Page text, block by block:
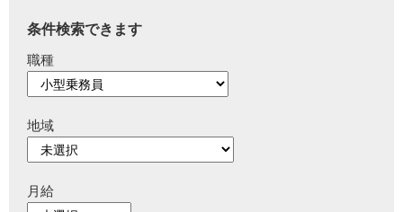
条件検索できます
職種
地域
月給